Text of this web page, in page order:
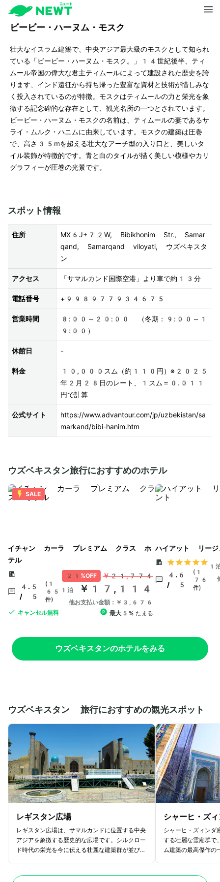
ビービー・ハーヌム・モスク
壮大なイスラム建築で、中央アジア最大級のモスクとして知られ
ている「ビービー・ハーヌム・モスク。」14世紀後半、ティ
ムール帝国の偉大な君主ティムールによって建設された歴史を誇
ります、インド遠征から持ち帰った豊富な資材と技術が惜しみな
く投入されているのが特徴。モスクはティムールの力と栄光を象
徴する記念碑的な存在として、観光名所の一つとされています。
ビービー・ハーヌム・モスクの名前は、ティムールの妻であるサ
ライ・ムルク・ハニムに由来しています。モスクの建築は圧巻
で、高さ35mを超える壮大なアーチ型の入り口と、美しいタ
イル装飾が特徴的です。青と白のタイルが描く美しい模様やカリ
グラフィーが圧巻の光景です。
スポット情報
住所
MX6J+72W, Bibikhonim Str., Samar
qand, Samarqand viloyati, ウズベキスタ
ン
アクセス 「サマルカンド国際空港」より車で約13分
電話番号 +998977934675
営業時間
8:00～20:00 （冬期：9:00～1
9:00）
休館日 -
料金
10,000スム（約110円）※2025
年2月28日のレート、1スム＝0.011
円で計算
公式サイト
https://www.advantour.com/jp/uzbekistan/sa
markand/bibi-hanim.htm
ウズベキスタン旅行におすすめのホテル
SALE
イチャン カーラ プレミアム クラス ホ
テル
4.5
/ 5
(1
65
件)
キャンセル無料
21%OFF ￥21,774
1泊 ￥17,114
他お支払い金額：￥3,676
最大5% たまる
ハイアット リー
4.6
/ 5
(1
76
件)
1
ウズベキスタンのホテルをみる
ウズベキスタン 旅行におすすめの観光スポット
レギスタン広場
レギスタン広場は、サマルカンドに位置する中央
アジアを象徴する歴史的な広場です。シルクロー
ド時代の栄光を今に伝える壮麗な建築群が並びま
地でした。現在ではユネスコ世界遺産にも登録さ
シャーヒ・ズ
シャーヒ・ズィンダ
する壮麗な霊廟群で
ム建築の最高傑作の
ン・アッバースの